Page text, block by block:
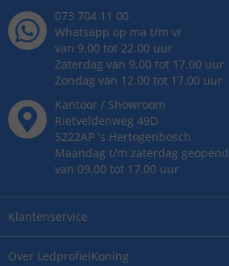
Over LedprofielKoning
Klantenservice
073 704 11 00
Whatsapp op ma t/m vr
van 9.00 tot 22.00 uur
Zaterdag van 9.00 tot 17.00 uur
Zondag van 12.00 tot 17.00 uur
Kantoor / Showroom
Rietveldenweg 49D
5222AP 's Hertogenbosch
Maandag t/m zaterdag geopend
van 09.00 tot 17.00 uur